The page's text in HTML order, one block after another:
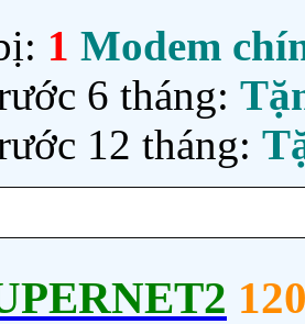
1 Modem
6 tháng:
12 tháng: